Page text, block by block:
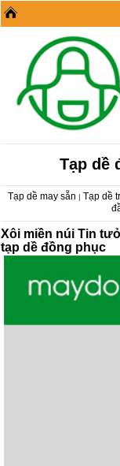
Tạp dề
Tạp dề may sẵn | Tạp dề
Xôi miền núi Tin
tạp dề đồng phục